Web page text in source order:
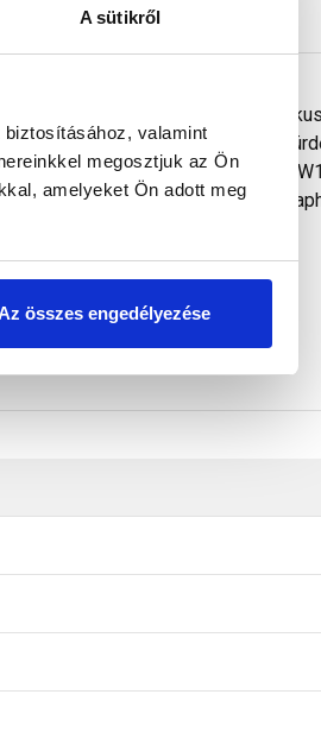
A sütikről
valamint
megosztjuk az Ön
amelyeket Ön adott meg
összes engedélyezése
tartósan
zuhanyzókban, tusolókban,
az DIN 18534 szerinti W0-I,
A sárga és kék színben